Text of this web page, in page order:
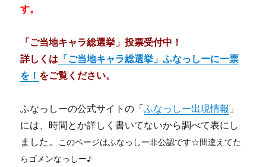
す。
「ご当地キャラ総選挙」投票受付中！
詳しくは 「ご当地キャラ総選挙」ふなっしーに一票
を！ をご覧ください。
ふなっしーの公式サイトの「ふなっしー出現情報 」
には、時間とか詳しく書いてないから調べて表にし
ました。 このページはふなっしー非公認です☆間違えてた
らゴメンなっしー♪